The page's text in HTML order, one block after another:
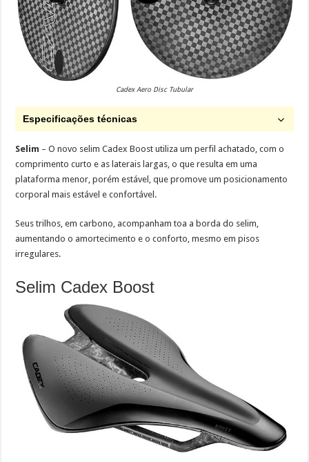
Cadex Aero Disc Tubular
Especificações técnicas
Selim – O novo selim Cadex Boost utiliza um perfil achatado, com o
comprimento curto e as laterais largas, o que resulta em uma
plataforma menor, porém estável, que promove um posicionamento
corporal mais estável e confortável.
Seus trilhos, em carbono, acompanham toa a borda do selim,
aumentando o amortecimento e o conforto, mesmo em pisos
irregulares.
Selim Cadex Boost